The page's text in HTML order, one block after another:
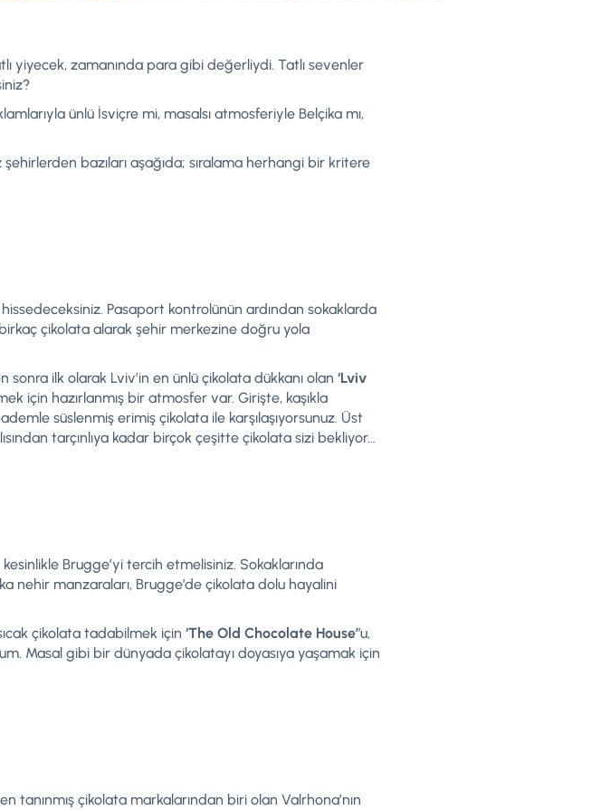
yiyecek, zamanında para gibi değerliydi. Tatlı sevenler
ünlü İsviçre mi, masalsı atmosferiyle Belçika mı,
bazıları aşağıda; sıralama herhangi bir kritere
hissedeceksiniz. Pasaport kontrolünün ardından sokaklarda
birkaç çikolata alarak şehir merkezine doğru yola
ilk olarak Lviv’in en ünlü çikolata dükkanı olan ‘Lviv
için hazırlanmış bir atmosfer var. Girişte, kaşıkla
süslenmiş erimiş çikolata ile karşılaşıyorsunuz. Üst
tarçınlıya kadar birçok çeşitte çikolata sizi bekliyor…
Brugge’yi tercih etmelisiniz. Sokaklarında
nehir manzaraları, Brugge’de çikolata dolu hayalini
çikolata tadabilmek için ‘The Old Chocolate House’’u,
Masal gibi bir dünyada çikolatayı doyasıya yaşamak için
tanınmış çikolata markalarından biri olan Valrhona’nın